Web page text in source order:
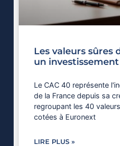
Les valeurs sûres
un
Le CAC 40 représente
de la France depuis sa
regroupant les 40
cotées à Euronext
LIRE PLUS »